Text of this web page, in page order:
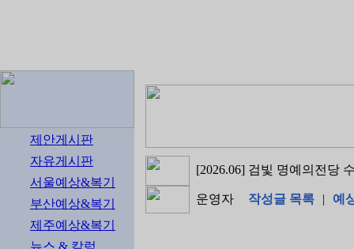
제안게시판
자유게시판
서울예상&복기
부산예상&복기
제주예상&복기
뉴스 & 칼럼
[2026.06] 검빛 명예의전당
운영자 작성글 목록 | 예